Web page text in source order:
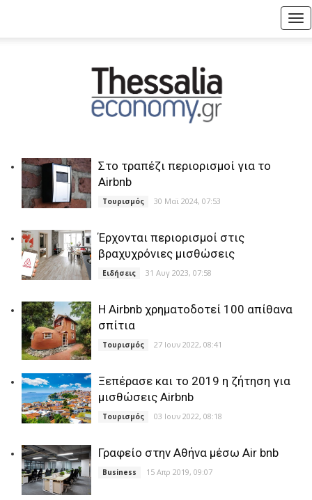
Στο τραπέζι περιορισµοί για το
Airbnb
Τουρισμός 30 Μαϊ 2024, 07:53
Έρχονται περιορισμοί στις
βραχυχρόνιες μισθώσεις
Ειδήσεις 31 Αυγ 2023, 07:58
H Airbnb χρηματοδοτεί 100 απίθανα
σπίτια
Τουρισμός 27 Ιουν 2022, 08:41
Ξεπέρασε και το 2019 η ζήτηση για
μισθώσεις Airbnb
Τουρισμός 03 Ιουν 2022, 08:18
Γραφείo στην Αθήνα μέσω Air bnb
Business 15 Απρ 2019, 09:07